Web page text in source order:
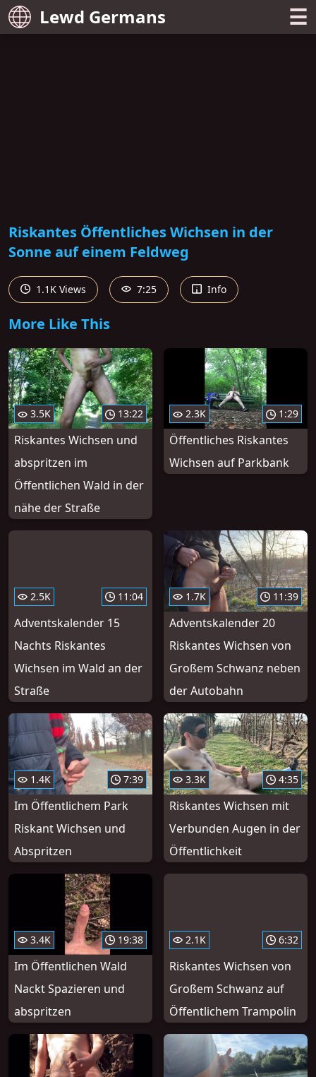
Lewd Germans ☰
Riskantes Öffentliches Wichsen in der
Sonne auf einem Feldweg
1.1K Views 7:25 Info
More Like This
3.5K 13:22
Riskantes Wichsen und
abspritzen im
Öffentlichen Wald in der
nähe der Straße
2.3K 1:29
Öffentliches Riskantes
Wichsen auf Parkbank
2.5K 11:04
Adventskalender 15
Nachts Riskantes
Wichsen im Wald an der
Straße
1.7K 11:39
Adventskalender 20
Riskantes Wichsen von
Großem Schwanz neben
der Autobahn
1.4K 7:39
Im Öffentlichem Park
Riskant Wichsen und
Abspritzen
3.3K 4:35
Riskantes Wichsen mit
Verbunden Augen in der
Öffentlichkeit
3.4K 19:38
Im Öffentlichen Wald
Nackt Spazieren und
abspritzen
2.1K 6:32
Riskantes Wichsen von
Großem Schwanz auf
Öffentlichem Trampolin